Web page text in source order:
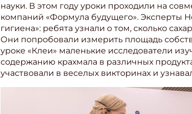
науки. В этом году уроки проходили на
компаний «Формула будущего». Эксперты
гигиена»: ребята узнали о том, сколько
Они попробовали измерить площадь
уроке «Клеи» маленькие исследователи
содержанию крахмала в различных
участвовали в веселых викторинах и